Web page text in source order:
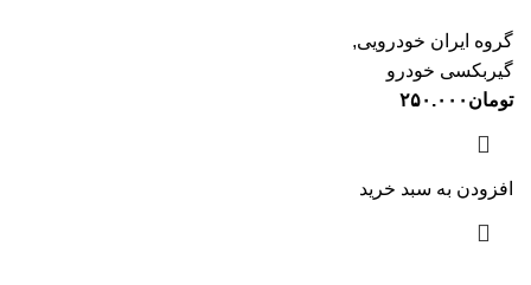
گروه ایران خودرویی,
گیربکسی خودرو
تومان ۲۵۰.۰۰۰
افزودن به سبد خرید